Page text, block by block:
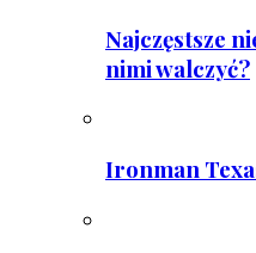
Najczęstsze
nimi walczyć?
Ironman